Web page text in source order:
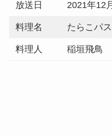
放送日 2021年12
料理名 たらこパ
料理人 稲垣飛鳥